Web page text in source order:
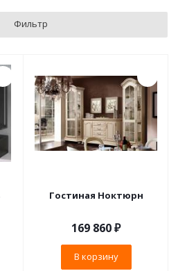
Фильтр
Гостиная Ноктюрн
169 860₽
В корзину